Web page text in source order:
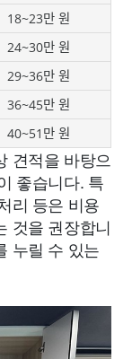
18~23만 원
24~30만 원
29~36만 원
36~45만 원
40~51만 원
견적을 바탕으
좋습니다. 특
리 등은 비용
것을 권장합니
누릴 수 있는